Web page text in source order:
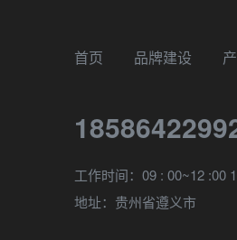
首页 品牌建设
工作时间：09 : 00~12 :00
地址：贵州省遵义市